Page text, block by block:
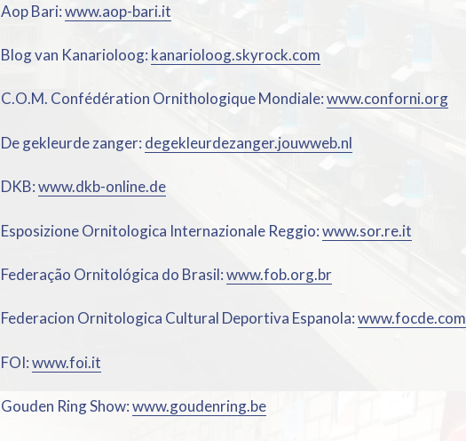
Aop Bari:www.aop-bari.it
Blog van Kanarioloog:kanarioloog.skyrock.com
C.O.M. Confédération Ornithologique Mondiale:www.conforni.org
De gekleurde zanger: degekleurdezanger.jouwweb.nl
DKB:www.dkb-online.de
Esposizione Ornitologica Internazionale Reggio:www.sor.re.it
Federação Ornitológica do Brasil:www.fob.org.br
Federacion Ornitologica Cultural Deportiva Espanola:www.focde.com
FOI:www.foi.it
Gouden Ring Show:www.goudenring.be